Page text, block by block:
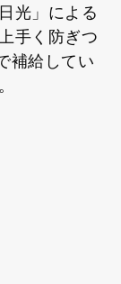
光」による
手く防ぎつ
補給してい